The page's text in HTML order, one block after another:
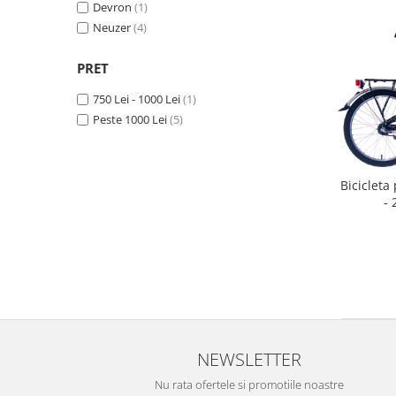
Devron (1)
Neuzer(4)
PRET
750 Lei - 1000 Lei(1)
Peste 1000 Lei(5)
Bicicleta
-
NEWSLETTER
Nu rata ofertele si promotiile noastre